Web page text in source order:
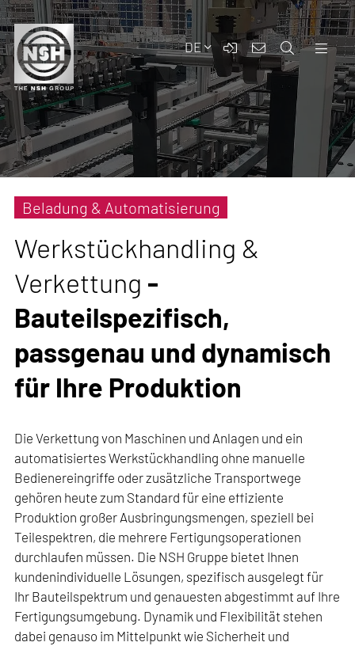
DE
Beladung & Automatisierung
Werkstückhandling &
Verkettung -
Bauteilspezifisch,
passgenau und dynamisch
für Ihre Produktion
Die Verkettung von Maschinen und Anlagen und ein
automatisiertes Werkstückhandling ohne manuelle
Bedienereingriffe oder zusätzliche Transportwege
gehören heute zum Standard für eine effiziente
Produktion großer Ausbringungsmengen, speziell bei
Teilespektren, die mehrere Fertigungsoperationen
durchlaufen müssen. Die NSH Gruppe bietet Ihnen
kundenindividuelle Lösungen, spezifisch ausgelegt für
Ihr Bauteilspektrum und genauesten abgestimmt auf Ihre
Fertigungsumgebung. Dynamik und Flexibilität stehen
dabei genauso im Mittelpunkt wie Sicherheit und